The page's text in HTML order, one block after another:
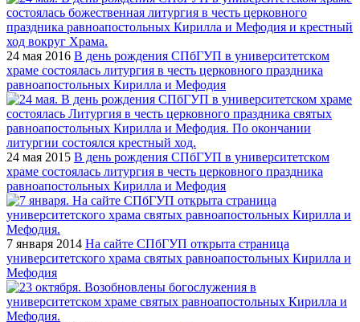
24 мая 2016 В день рождения СПбГУП в университетском
храме состоялась литургия в честь церковного праздника
равноапостольных Кирилла и Мефодия
24 мая 2015 В день рождения СПбГУП в университетском
храме состоялась литургия в честь церковного праздника
равноапостольных Кирилла и Мефодия
7 января 2014 На сайте СПбГУП открыта страница
университетского храма святых равноапостольных Кирилла и
Мефодия